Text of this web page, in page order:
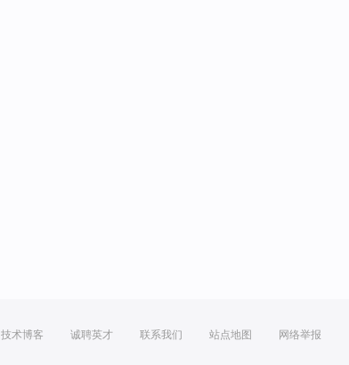
技术博客 诚聘英才 联系我们 站点地图 网络举报